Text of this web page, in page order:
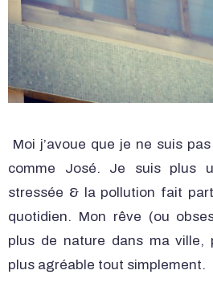
Moi j’avoue que je ne suis
comme José. Je suis plus
stressée & la pollution fait
quotidien. Mon rêve (ou
plus de nature dans ma ville,
plus agréable tout simplement.